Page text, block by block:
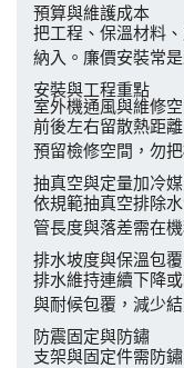
預算與維護成本
把工程、保溫材料
納入。廉價安裝常
安裝與工程重點
室外機通風與維修
前後左右留散熱距
預留檢修空間，勿
抽真空與定量加冷媒
依規範抽真空排除
管長度與落差需在
排水坡度與保溫包覆
排水維持連續下降
與耐候包覆，減少
防震固定與防鏽
支架與固定件需防